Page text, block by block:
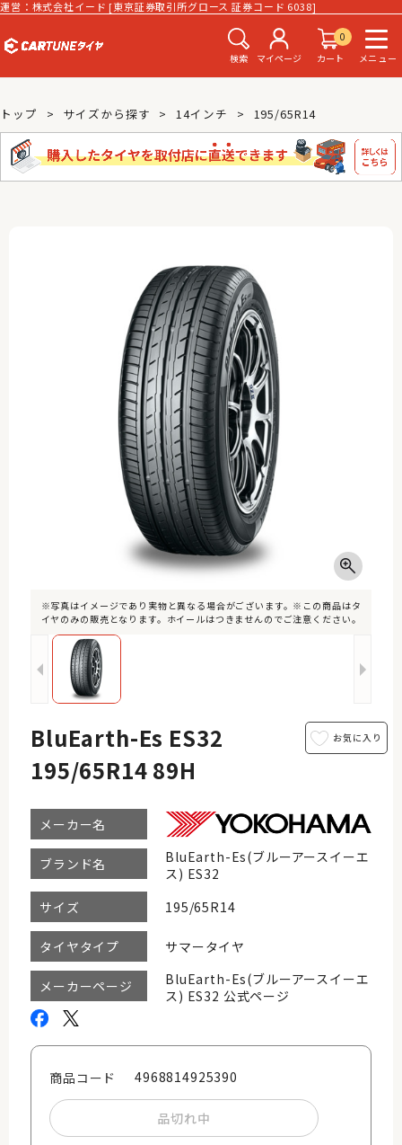
運営：株式会社イード [東京証券取引所グロース 証券コード 6038]
検索 マイページ
0
カート
メニュー
トップ サイズから探す 14インチ 195/65R14
※写真はイメージであり実物と異なる場合がございます。※この商品はタ
イヤのみの販売となります。ホイールはつきませんのでご注意ください。
BluEarth-Es ES32
195/65R14 89H
メーカー名
ブランド名
BluEarth-Es(ブルーアースイーエ
ス) ES32
サイズ
195/65R14
タイヤタイプ サマータイヤ
メーカーページ
BluEarth-Es(ブルーアースイーエ
ス) ES32 公式ページ
商品コード 4968814925390
品切れ中